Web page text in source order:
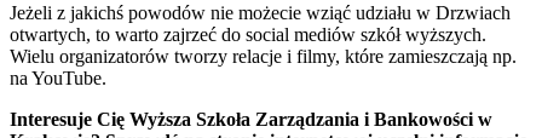
Jeżeli z jakichś powodów nie możecie wziąć udziału w Drzwiach
otwartych, to warto zajrzeć do social mediów szkół wyższych.
Wielu organizatorów tworzy relacje i filmy, które zamieszczają np.
na YouTube.
Interesuje Cię Wyższa Szkoła Zarządzania i Bankowości w